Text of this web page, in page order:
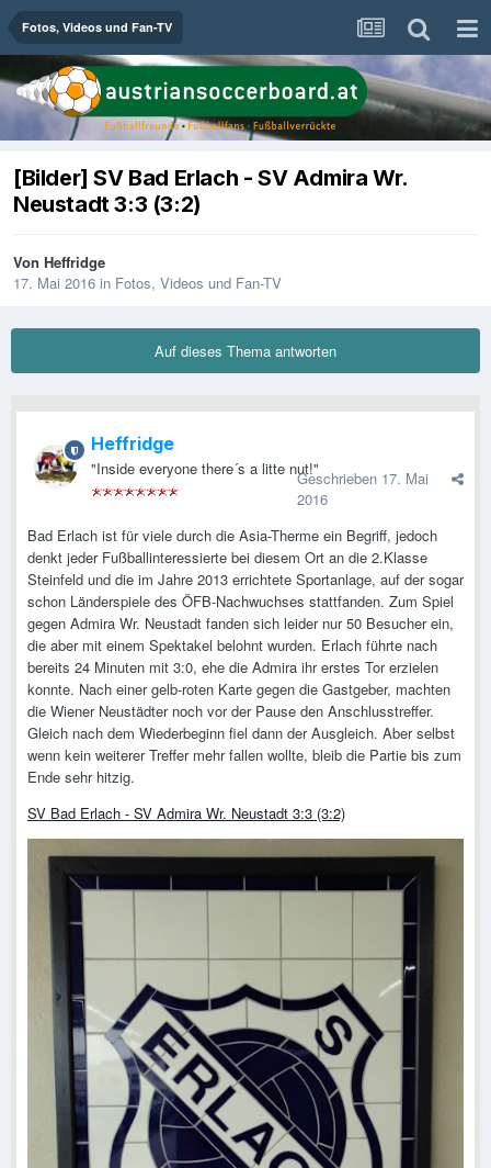
Fotos, Videos und Fan-TV
[Bilder] SV Bad Erlach - SV Admira Wr.
Neustadt 3:3 (3:2)
Von Heffridge
17. Mai 2016 in Fotos, Videos und Fan-TV
Auf dieses Thema antworten
Heffridge
"Inside everyone there´s a litte nut!"Geschrieben 17. Mai
2016
Bad Erlach ist für viele durch die Asia-Therme ein Begriff, jedoch
denkt jeder Fußballinteressierte bei diesem Ort an die 2.Klasse
Steinfeld und die im Jahre 2013 errichtete Sportanlage, auf der sogar
schon Länderspiele des ÖFB-Nachwuchses stattfanden. Zum Spiel
gegen Admira Wr. Neustadt fanden sich leider nur 50 Besucher ein,
die aber mit einem Spektakel belohnt wurden. Erlach führte nach
bereits 24 Minuten mit 3:0, ehe die Admira ihr erstes Tor erzielen
konnte. Nach einer gelb-roten Karte gegen die Gastgeber, machten
die Wiener Neustädter noch vor der Pause den Anschlusstreffer.
Gleich nach dem Wiederbeginn fiel dann der Ausgleich. Aber selbst
wenn kein weiterer Treffer mehr fallen wollte, bleib die Partie bis zum
Ende sehr hitzig.
SV Bad Erlach - SV Admira Wr. Neustadt 3:3 (3:2)